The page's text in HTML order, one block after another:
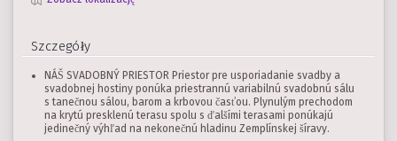
Szczegóły
NÁŠ SVADOBNÝ PRIESTOR Priestor pre usporiadanie svadby a
svadobnej hostiny ponúka priestrannú variabilnú svadobnú sálu
s tanečnou sálou, barom a krbovou časťou. Plynulým prechodom
na krytú presklenú terasu spolu s ďalšími terasami ponúkajú
jedinečný výhľad na nekonečnú hladinu Zemplínskej šíravy.